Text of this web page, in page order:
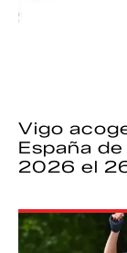
Vigo
España
2026 el